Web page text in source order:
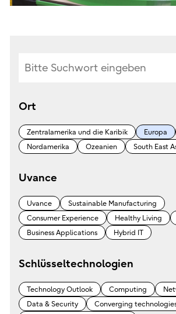
Ort
Zentralamerika und die Karibik Europa
Nordamerika
Ozeanien South East
Uvance
Uvance
Sustainable Manufacturing
Consumer Experience
Healthy Living
Business Applications
Hybrid IT
Schlüsseltechnologien
Technology Outlook Computing
Data & Security
Converging